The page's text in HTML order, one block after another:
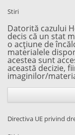
Stiri
Datorită cazului
decis că un stat
o acțiune de
materialele
acestea sunt
această decizie,
imaginilor/
Directiva UE privind